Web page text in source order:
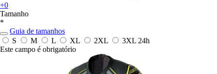
+0
Tamanho
*
Guia de tamanhos
S
M L XL 2XL 3XL 24h
Este campo é obrigatório